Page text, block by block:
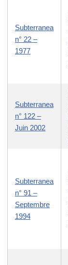
Subterranea
n° 22 –
1977
Subterranea
n° 122 –
Juin 2002
Subterranea
n° 91 –
Septembre
1994